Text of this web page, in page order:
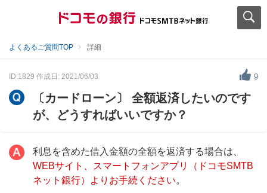
よくあるご質問TOP 詳細
ID:1829 作成日: 2021/06/03 9
〔カードローン〕 全額返済したいのです
が、どうすればいいですか？
利息を含めた借入金額の全額を返済する場合は、
WEBサイト、スマートフォンアプリ（ドコモSMTB
ネット銀行）よりお手続ください。